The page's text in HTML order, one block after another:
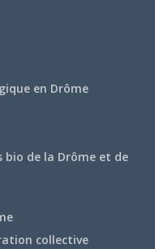
en Drôme
bio de la Drôme et de
collective